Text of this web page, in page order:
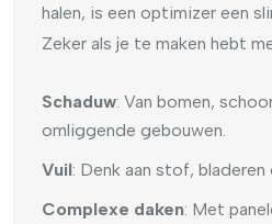
halen, is een optimizer een
Zeker als je te maken hebt
Schaduw: Van bomen,
omliggende gebouwen.
Vuil: Denk aan stof,
Complexe daken: Met